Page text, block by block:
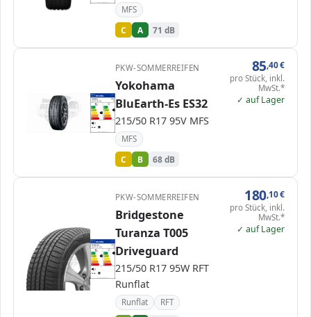
MFS
C A 71 dB
ENERG 631317
Yokohama
R2463
215/50 R17 95V
C1
A
B
C C
D
E
A
B B
C
D
E
68 dB
PKW-SOMMERREIFEN
Yokohama
BluEarth-Es ES32
215/50 R17 95V MFS
MFS
C B 68 dB
85,40€
pro Stück, inkl.
MwSt.*
✓ auf Lager
ENERG
Bridgestone
13899
215/50 R17 95W
C1
C C
72 dB B
PKW-SOMMERREIFEN
Bridgestone
Turanza T005
Driveguard
215/50 R17 95W RFT
Runflat
Runflat RFT
180 ,10€
pro Stück, inkl.
MwSt.*
✓ auf Lager